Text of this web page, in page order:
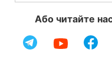
Або читайте